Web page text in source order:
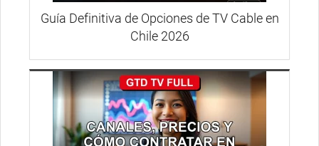
Guía Definitiva de Opciones de TV Cable en
Chile 2026